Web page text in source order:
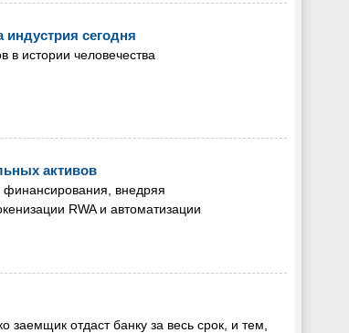
индустрия сегодня
истории человечества
активов
финансирования, внедряя
RWA и автоматизации
отдаст банку за весь срок, и тем,